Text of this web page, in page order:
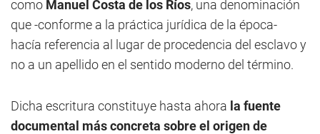
como Manuel Costa de los Ríos, una denominación
que -conforme a la práctica jurídica de la época-
hacía referencia al lugar de procedencia del esclavo y
no a un apellido en el sentido moderno del término.
Dicha escritura constituye hasta ahora la fuente
documental más concreta sobre el origen de